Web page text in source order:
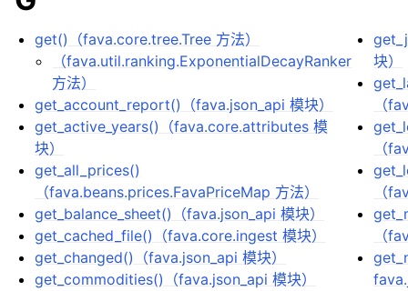
get()（fava.core.tree.Tree 方法）
（fava.util.ranking.ExponentialDecayRanker
方法）
get_account_report()（fava.json_api 模块）
get_active_years()（fava.core.attributes 模
块）
get_all_prices()
（fava.beans.prices.FavaPriceMap 方法）
get_balance_sheet()（fava.json_api 模块）
get_cached_file()（fava.core.ingest 模块）
get_changed()（fava.json_api 模块）
get_commodities()（fava.json_api 模块）
块）
（
（
（
（